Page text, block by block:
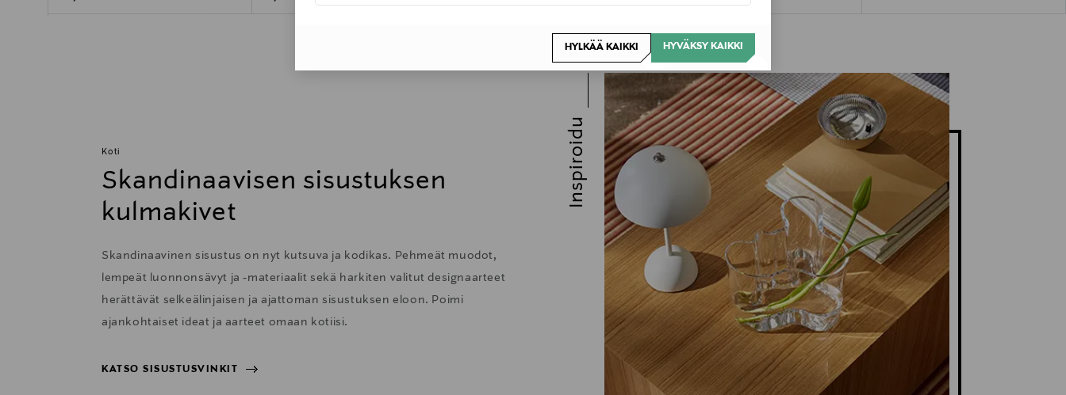
HYLKÄÄ KAIKKI HYVÄKSY KAIKKI
Koti
Skandinaavisen sisustuksen
kulmakivet
Skandinaavinen sisustus on nyt kutsuva ja kodikas. Pehmeät muodot,
lempeät luonnonsävyt ja -materiaalit sekä harkiten valitut designaarteet
herättävät selkeälinjaisen ja ajattoman sisustuksen eloon. Poimi
ajankohtaiset ideat ja aarteet omaan kotiisi.
KATSO SISUSTUSVINKIT
Inspiroidu